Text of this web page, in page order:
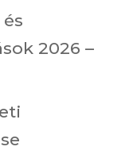
2026 –